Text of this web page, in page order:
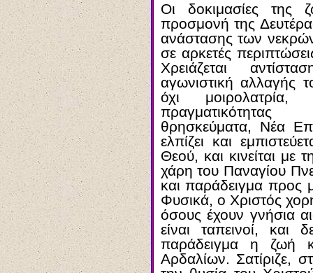
Οι δοκιμασίες της
προσμονή της
ανάστασης των
σε αρκετές
Χρειάζεται
αγωνιστική αλλαγής
όχι
πραγματικότητας
θρησκεύματα, Νέα
ελπίζει και
Θεού, και κινείται με
χάρη του Παναγίου
και παράδειγμα προς
Φυσικά, ο Χριστός
όσους έχουν γνήσια
είναι ταπεινοί, και
παράδειγμα η ζωή
Αρδαλίων. Σατίριζε,